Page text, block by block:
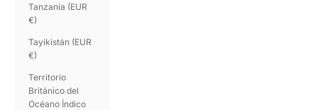
Tanzania (EUR
€)
Tayikistán (EUR
€)
Territorio
Británico del
Océano Índico